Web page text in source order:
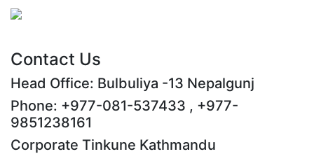
Contact Us
Head Office: Bulbuliya -13 Nepalgunj
Phone: +977-081-537433 , +977-
9851238161
Corporate Tinkune Kathmandu